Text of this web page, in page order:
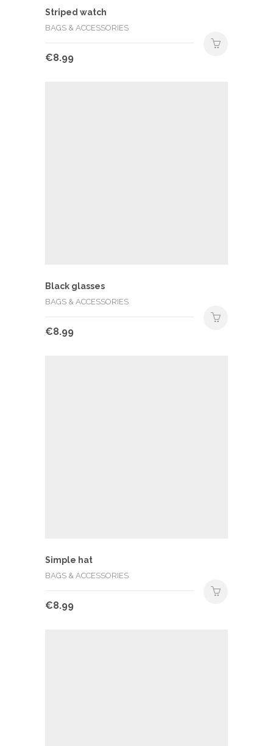
Striped watch
BAGS & ACCESSORIES
€8.99
Black glasses
BAGS & ACCESSORIES
€8.99
Simple hat
BAGS & ACCESSORIES
€8.99